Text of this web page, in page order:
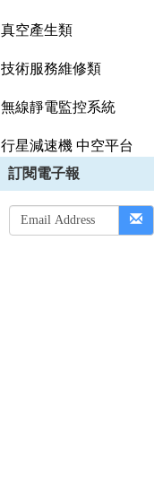
真空產生類
技術服務維修類
無線靜電監控系統
行星減速機 中空平台
訂閱電子報